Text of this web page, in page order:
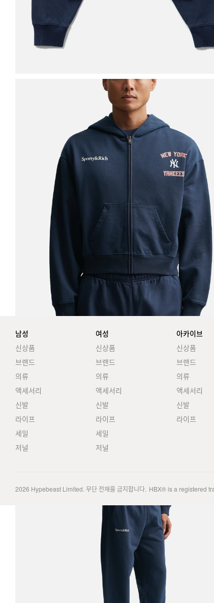
남성
신상품
브랜드
의류
액세서리
신발
라이프
세일
저널
여성
신상품
브랜드
의류
액세서리
신발
라이프
세일
저널
아카이브
신상품
브랜드
의류
액세서리
신발
라이프
2026 Hypebeast Limited. 무단 전재를 금지합니다. HBX® is a registered